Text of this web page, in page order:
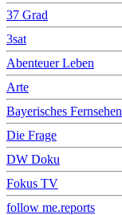
37 Grad
3sat
Abenteuer Leben
Arte
Bayerisches Fernsehen
Die Frage
DW Doku
Fokus TV
follow me.reports